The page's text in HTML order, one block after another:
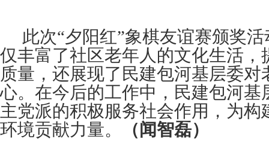
此次“夕阳红”象棋友谊赛颁奖
仅丰富了社区老年人的文化生活，
质量，还展现了民建包河基层委对
心。在今后的工作中，民建包河基
主党派的积极服务社会作用，为构
环境贡献力量。
（闻智磊）